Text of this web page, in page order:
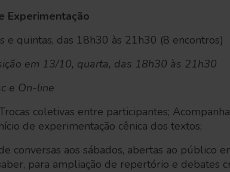
Experimentação
e quintas, das 18h30 às 21h30 (8 encontros)
em 13/10, quarta, das 18h30 às 21h30
e On-line
coletivas entre participantes;
de experimentação cênica dos textos;
conversas aos sábados, abertas ao público
para ampliação de repertório e debates